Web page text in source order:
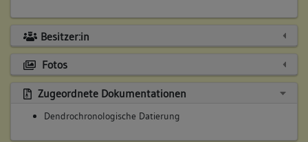
Besitzer:in
Fotos
Zugeordnete Dokumentationen
Dendrochronologische Datierung